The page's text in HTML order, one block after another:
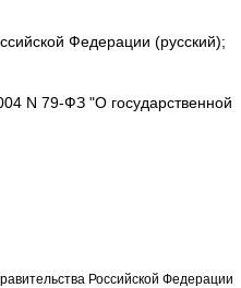
Федерации (русский);
N 79-ФЗ "О государственной
Российской Федерации